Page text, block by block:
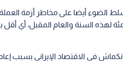
الضوء أيضا على مخاطر أزمة العملة
في الاقتصاد الإيراني بسبب